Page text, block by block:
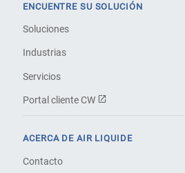
ENCUENTRE SU SOLUCIÓN
Soluciones
Industrias
Servicios
Portal cliente CW
ACERCA DE AIR LIQUIDE
Contacto